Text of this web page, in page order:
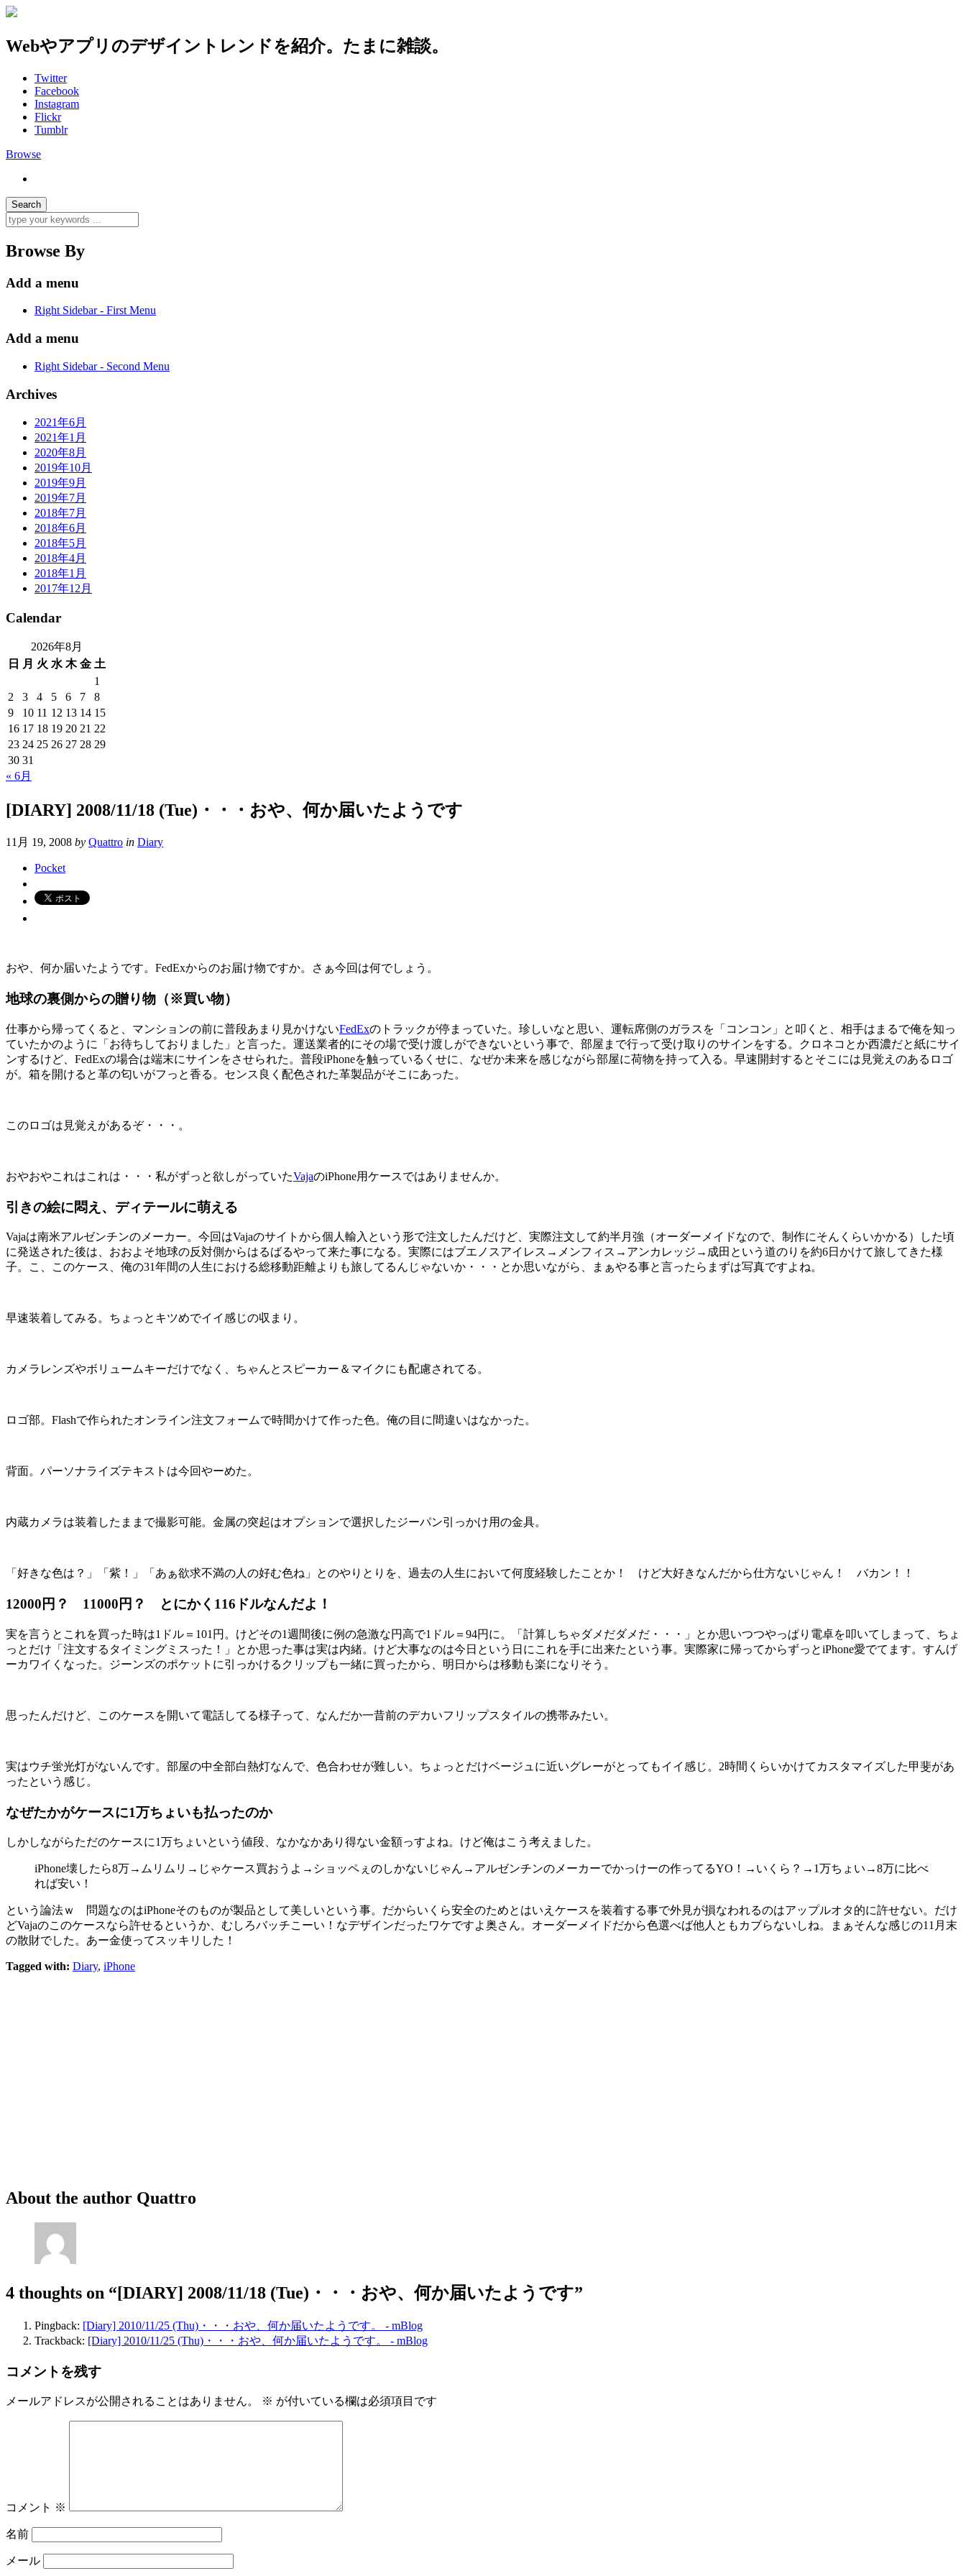
Webやアプリのデザイントレンドを紹介。たまに雑談。
Twitter
Facebook
Instagram
Flickr
Tumblr
Browse
Browse By
Add a menu
Right Sidebar - First Menu
Add a menu
Right Sidebar - Second Menu
Archives
2021年6月
2021年1月
2020年8月
2019年10月
2019年9月
2019年7月
2018年7月
2018年6月
2018年5月
2018年4月
2018年1月
2017年12月
Calendar
2026年8月
日
月 火 水 木 金 土
1
2
3 4 5 6 7
8
9
10 11 12 13 14 15
16 17 18 19 20 21 22
23 24 25 26 27 28 29
30 31
« 6月
[DIARY] 2008/11/18 (Tue)・・・おや、何か届いたようです
11月 19, 2008 by Quattro in Diary
Pocket
おや、何か届いたようです。FedExからのお届け物ですか。さぁ今回は何でしょう。
地球の裏側からの贈り物（※買い物）
仕事から帰ってくると、マンションの前に普段あまり見かけないFedExのトラックが停まっていた。珍しいなと思い、運転席側のガラスを「コンコン」と叩くと、相手はまるで俺を知っ
ていたかのように「お待ちしておりました」と言った。運送業者的にその場で受け渡しができないという事で、部屋まで行って受け取りのサインをする。クロネコとか西濃だと紙にサイ
ンするけど、FedExの場合は端末にサインをさせられた。普段iPhoneを触っているくせに、なぜか未来を感じながら部屋に荷物を持って入る。早速開封するとそこには見覚えのあるロゴ
が。箱を開けると革の匂いがフっと香る。センス良く配色された革製品がそこにあった。
このロゴは見覚えがあるぞ・・・。
おやおやこれはこれは・・・私がずっと欲しがっていたVajaのiPhone用ケースではありませんか。
引きの絵に悶え、ディテールに萌える
Vajaは南米アルゼンチンのメーカー。今回はVajaのサイトから個人輸入という形で注文したんだけど、実際注文して約半月強（オーダーメイドなので、制作にそんくらいかかる）した頃
に発送された後は、おおよそ地球の反対側からはるばるやって来た事になる。実際にはブエノスアイレス→メンフィス→アンカレッジ→成田という道のりを約6日かけて旅してきた様
子。こ、このケース、俺の31年間の人生における総移動距離よりも旅してるんじゃないか・・・とか思いながら、まぁやる事と言ったらまずは写真ですよね。
早速装着してみる。ちょっとキツめでイイ感じの収まり。
カメラレンズやボリュームキーだけでなく、ちゃんとスピーカー＆マイクにも配慮されてる。
ロゴ部。Flashで作られたオンライン注文フォームで時間かけて作った色。俺の目に間違いはなかった。
背面。パーソナライズテキストは今回やーめた。
内蔵カメラは装着したままで撮影可能。金属の突起はオプションで選択したジーパン引っかけ用の金具。
「好きな色は？」「紫！」「あぁ欲求不満の人の好む色ね」とのやりとりを、過去の人生において何度経験したことか！ けど大好きなんだから仕方ないじゃん！ バカン！！
12000円？ 11000円？ とにかく116ドルなんだよ！
実を言うとこれを買った時は1ドル＝101円。けどその1週間後に例の急激な円高で1ドル＝94円に。「計算しちゃダメだダメだ・・・」とか思いつつやっぱり電卓を叩いてしまって、ちょ
っとだけ「注文するタイミングミスった！」とか思った事は実は内緒。けど大事なのは今日という日にこれを手に出来たという事。実際家に帰ってからずっとiPhone愛でてます。すんげ
ーカワイくなった。ジーンズのポケットに引っかけるクリップも一緒に買ったから、明日からは移動も楽になりそう。
思ったんだけど、このケースを開いて電話してる様子って、なんだか一昔前のデカいフリップスタイルの携帯みたい。
実はウチ蛍光灯がないんです。部屋の中全部白熱灯なんで、色合わせが難しい。ちょっとだけベージュに近いグレーがとってもイイ感じ。2時間くらいかけてカスタマイズした甲斐があ
ったという感じ。
なぜたかがケースに1万ちょいも払ったのか
しかしながらただのケースに1万ちょいという値段、なかなかあり得ない金額っすよね。けど俺はこう考えました。
iPhone壊したら8万→ムリムリ→じゃケース買おうよ→ショッペぇのしかないじゃん→アルゼンチンのメーカーでかっけーの作ってるYO！→いくら？→1万ちょい→8万に比べ
れば安い！
という論法ｗ 問題なのはiPhoneそのものが製品として美しいという事。だからいくら安全のためとはいえケースを装着する事で外見が損なわれるのはアップルオタ的に許せない。だけ
どVajaのこのケースなら許せるというか、むしろバッチこーい！なデザインだったワケですよ奥さん。オーダーメイドだから色選べば他人ともカブらないしね。まぁそんな感じの11月末
の散財でした。あー金使ってスッキリした！
Tagged with: Diary, iPhone
About the author Quattro
4 thoughts on “[DIARY] 2008/11/18 (Tue)・・・おや、何か届いたようです”
Pingback: [Diary] 2010/11/25 (Thu)・・・おや、何か届いたようです。 - mBlog
Trackback: [Diary] 2010/11/25 (Thu)・・・おや、何か届いたようです。 - mBlog
コメントを残す
メールアドレスが公開されることはありません。 ※ が付いている欄は必須項目です
コメント ※
名前
メール